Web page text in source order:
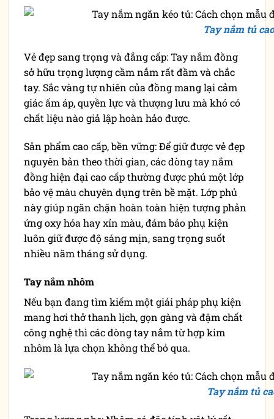
Tay nắm tủ
Vẻ đẹp sang trọng và đẳng cấp: Tay nắm đồng
sở hữu trọng lượng cầm nắm rất đầm và chắc
tay. Sắc vàng tự nhiên của đồng mang lại cảm
giác ấm áp, quyền lực và thượng lưu mà khó có
chất liệu nào giả lập hoàn hảo được.
Sản phẩm cao cấp, bền vững: Để giữ được vẻ đẹp
nguyên bản theo thời gian, các dòng tay nắm
đồng hiện đại cao cấp thường được phủ một lớp
bảo vệ màu chuyên dụng trên bề mặt. Lớp phủ
này giúp ngăn chặn hoàn toàn hiện tượng phản
ứng oxy hóa hay xỉn màu, đảm bảo phụ kiện
luôn giữ được độ sáng mịn, sang trọng suốt
nhiều năm tháng sử dụng.
Tay nắm nhôm
Nếu bạn đang tìm kiếm một giải pháp phụ kiện
mang hơi thở thanh lịch, gọn gàng và đậm chất
công nghệ thì các dòng tay nắm từ hợp kim
nhôm là lựa chọn không thể bỏ qua.
Tay nắm tủ